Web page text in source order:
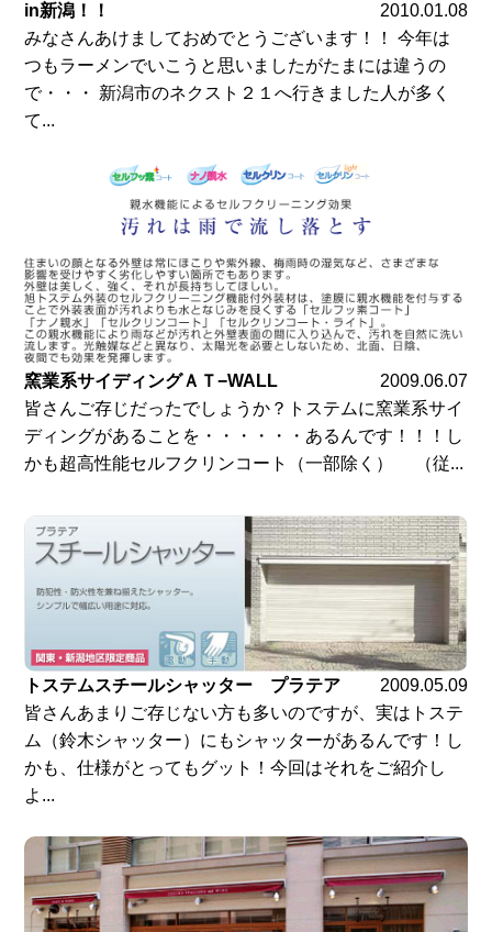
in新潟！！
2010.01.08
みなさんあけましておめでとうございます！！ 今年は
つもラーメンでいこうと思いましたがたまには違うの
で・・・ 新潟市のネクスト２１へ行きました人が多く
て...
窯業系サイディングＡＴ−WALL
2009.06.07
皆さんご存じだったでしょうか？トステムに窯業系サイ
ディングがあることを・・・・・・あるんです！！！し
かも超高性能セルフクリンコート（一部除く） （従...
トステムスチールシャッター プラテア
2009.05.09
皆さんあまりご存じない方も多いのですが、実はトステ
ム（鈴木シャッター）にもシャッターがあるんです！し
かも、仕様がとってもグット！今回はそれをご紹介し
よ...